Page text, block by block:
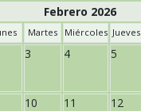
Febrero 2026
Martes Miércoles Jueves
3 4 5
10 11 12